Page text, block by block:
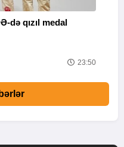
də qızıl medal
23:50